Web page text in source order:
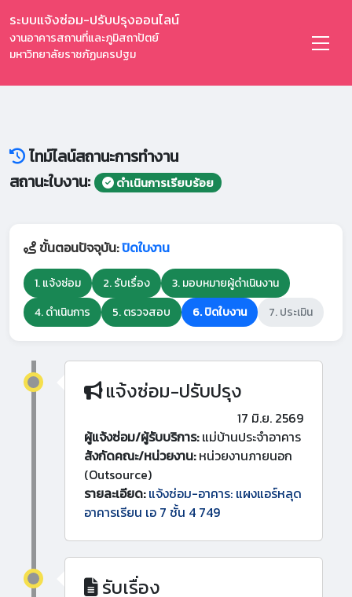
ระบบแจ้งซ่อม-ปรับปรุงออนไลน์
งานอาคารสถานที่และภูมิสถาปัตย์
มหาวิทยาลัยราชภัฏนครปฐม
ไทม์ไลน์สถานะการทำงาน
สถานะใบงาน:
ดำเนินการเรียบร้อย
ขั้นตอนปัจจุบัน:ปิดใบงาน
1. แจ้งซ่อม 2. รับเรื่อง
3. มอบหมายผู้ดำเนินงาน
4. ดำเนินการ
5. ตรวจสอบ 6. ปิดใบงาน 7. ประเมิน
แจ้งซ่อม-ปรับปรุง
17 มิ.ย. 2569
ผู้แจ้งซ่อม/ผู้รับบริการ:แม่บ้านประจำอาคาร
สังกัดคณะ/หน่วยงาน:หน่วยงานภายนอก
(Outsource)
รายละเอียด: แจ้งซ่อม-อาคาร: แผงแอร์หลุด
อาคารเรียน เอ 7 ชั้น 4 749
รับเรื่อง